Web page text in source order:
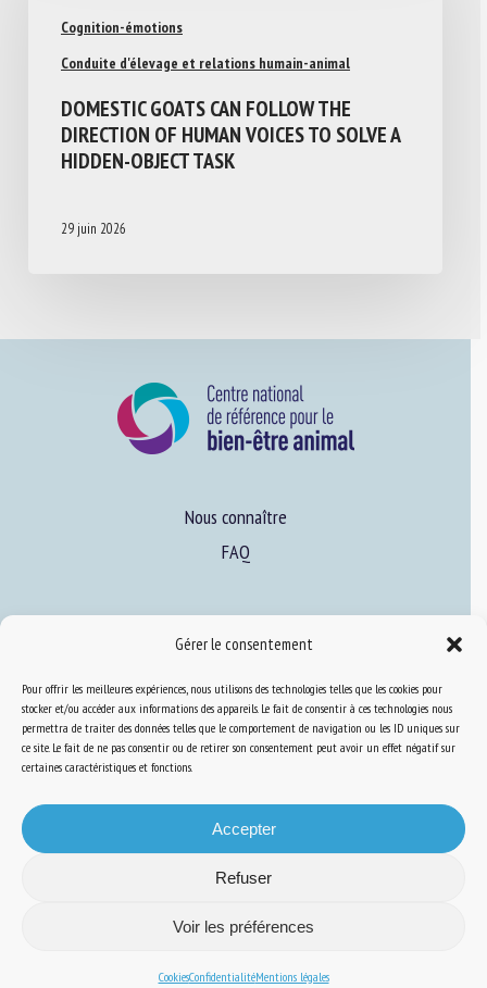
Gérer le consentement
Pour offrir les meilleures expériences, nous utilisons des technologies telles que les cookies pour
stocker et/ou accéder aux informations des appareils. Le fait de consentir à ces technologies nous
permettra de traiter des données telles que le comportement de navigation ou les ID uniques sur
ce site. Le fait de ne pas consentir ou de retirer son consentement peut avoir un effet négatif sur
certaines caractéristiques et fonctions.
Accepter
Refuser
Voir les préférences
CookiesConfidentialitéMentions légales
Cognition-émotions
Conduite d'élevage et relations humain-animal
DOMESTIC GOATS CAN FOLLOW THE
DIRECTION OF HUMAN VOICES TO SOLVE A
HIDDEN-OBJECT TASK
29 juin 2026
Nous connaître
FAQ
Se former au BEA
S’abonner aux actualités
Conception et réalisationNuméria Communication